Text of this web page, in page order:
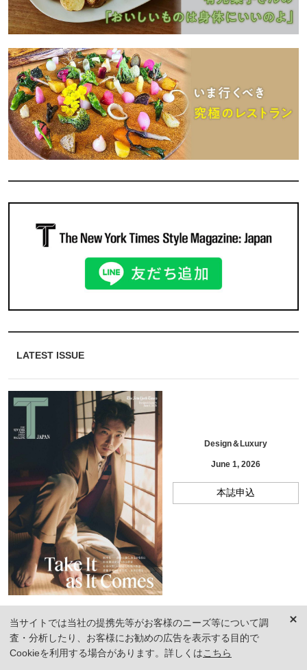
LATEST ISSUE
Design＆Luxury
June 1, 2026
本誌申込
FOLLOW US
当サイトでは当社の提携先等がお客様のニーズ等について調
査・分析したり、お客様にお勧めの広告を表示する目的で
Cookieを利用する場合があります。詳しくはこちら